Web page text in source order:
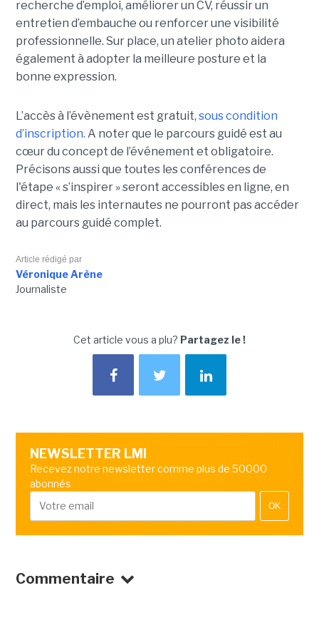
recherche d’emploi, améliorer un CV, réussir un
entretien d’embauche ou renforcer une visibilité
professionnelle. Sur place, un atelier photo aidera
également à adopter la meilleure posture et la
bonne expression.
L’accès à l’évènement est gratuit, sous condition
d’inscription. A noter que le parcours guidé est au
cœur du concept de l’événement et obligatoire.
Précisons aussi que toutes les conférences de
l'étape « s’inspirer » seront accessibles en ligne, en
direct, mais les internautes ne pourront pas accéder
au parcours guidé complet.
Article rédigé par
Véronique Arène
Journaliste
Cet article vous a plu? Partagez le !
NEWSLETTER LMI
Recevez notre newsletter comme plus de 50000
abonnés
OK
Commentaire